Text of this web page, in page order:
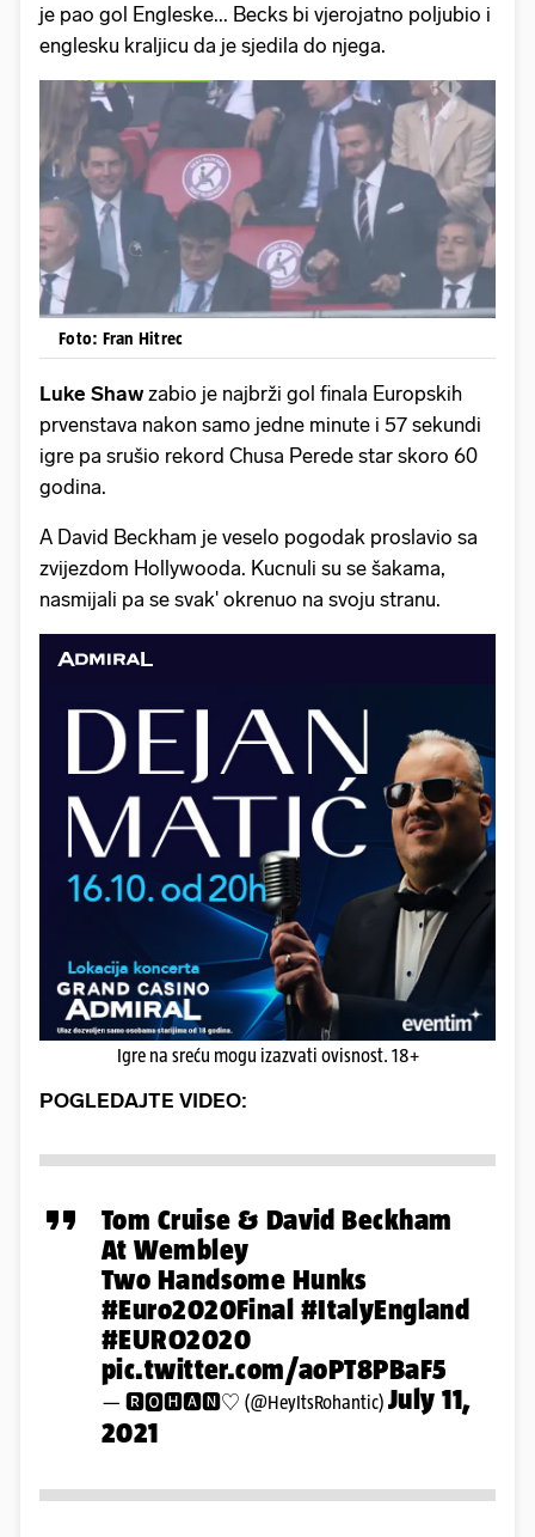
je pao gol Engleske... Becks bi vjerojatno poljubio i
englesku kraljicu da je sjedila do njega.
Foto: Fran Hitrec
Luke Shaw zabio je najbrži gol finala Europskih
prvenstava nakon samo jedne minute i 57 sekundi
igre pa srušio rekord Chusa Perede star skoro 60
godina.
A David Beckham je veselo pogodak proslavio sa
zvijezdom Hollywooda. Kucnuli su se šakama,
nasmijali pa se svak' okrenuo na svoju stranu.
Igre na sreću mogu izazvati ovisnost. 18+
POGLEDAJTE VIDEO:
Tom Cruise & David Beckham
At Wembley
Two Handsome Hunks
#Euro2020Final #ItalyEngland
#EURO2020
pic.twitter.com/aoPT8PBaF5
— 🆁🅾🅷🅰🅽♡ (@HeyItsRohantic) July 11,
2021